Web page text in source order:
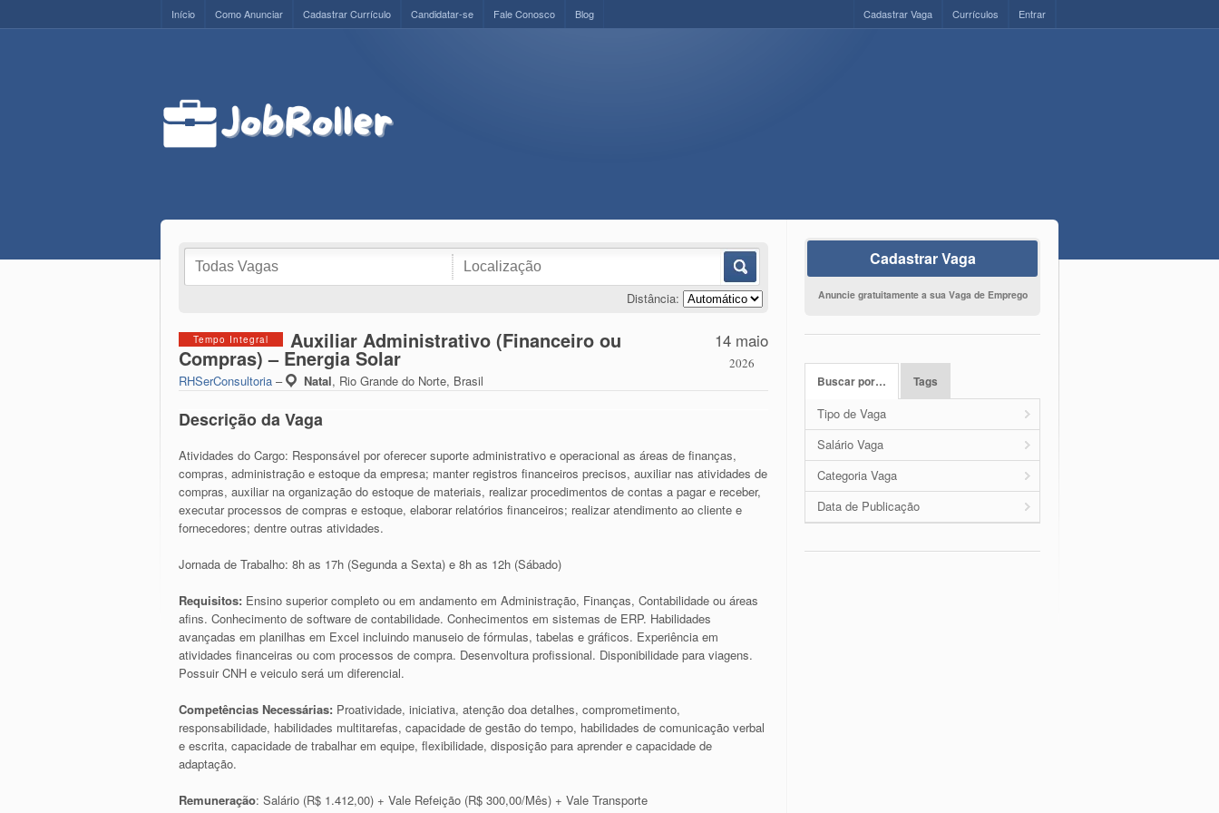
Início Como Anunciar Cadastrar Currículo Candidatar-se Fale Conosco Blog Entrar
Currículos
Cadastrar Vaga
Distância:
14 maio
2026
Tempo Integral Auxiliar Administrativo (Financeiro ou
Compras) – Energia Solar
RHSerConsultoria – Natal, Rio Grande do Norte, Brasil
Descrição da Vaga
Atividades do Cargo: Responsável por oferecer suporte administrativo e operacional as áreas de finanças,
compras, administração e estoque da empresa; manter registros financeiros precisos, auxiliar nas atividades de
compras, auxiliar na organização do estoque de materiais, realizar procedimentos de contas a pagar e receber,
executar processos de compras e estoque, elaborar relatórios financeiros; realizar atendimento ao cliente e
fornecedores; dentre outras atividades.
Jornada de Trabalho: 8h as 17h (Segunda a Sexta) e 8h as 12h (Sábado)
Requisitos: Ensino superior completo ou em andamento em Administração, Finanças, Contabilidade ou áreas
afins. Conhecimento de software de contabilidade. Conhecimentos em sistemas de ERP. Habilidades
avançadas em planilhas em Excel incluindo manuseio de fórmulas, tabelas e gráficos. Experiência em
atividades financeiras ou com processos de compra. Desenvoltura profissional. Disponibilidade para viagens.
Possuir CNH e veiculo será um diferencial.
Competências Necessárias: Proatividade, iniciativa, atenção doa detalhes, comprometimento,
responsabilidade, habilidades multitarefas, capacidade de gestão do tempo, habilidades de comunicação verbal
e escrita, capacidade de trabalhar em equipe, flexibilidade, disposição para aprender e capacidade de
adaptação.
Remuneração: Salário (R$ 1.412,00) + Vale Refeição (R$ 300,00/Mês) + Vale Transporte
Cadastrar Vaga
Anuncie gratuitamente a sua Vaga de Emprego
Buscar por… Tags
Tipo de Vaga
Salário Vaga
Categoria Vaga
Data de Publicação